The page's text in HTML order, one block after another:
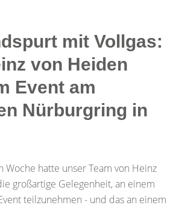
mit Vollgas:
von Heiden
Event am
Nürburgring in
Woche hatte unser Team von Heinz
großartige Gelegenheit, an einem
teilzunehmen - und das an einem